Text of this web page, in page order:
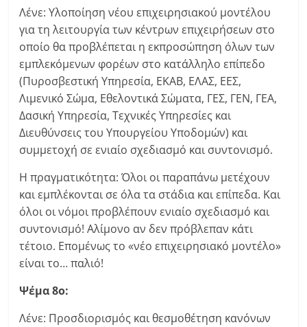
Λένε: Υλοποίηση νέου επιχειρησιακού μοντέλου
για τη λειτουργία των κέντρων επιχειρήσεων στο
οποίο θα προβλέπεται η εκπροσώπηση όλων των
εμπλεκόμενων φορέων στο κατάλληλο επίπεδο
(Πυροσβεστική Υπηρεσία, ΕΚΑΒ, ΕΛΑΣ, ΕΕΣ,
Λιμενικό Σώμα, Εθελοντικά Σώματα, ΓΕΣ, ΓΕΝ, ΓΕΑ,
Δασική Υπηρεσία, Τεχνικές Υπηρεσίες και
Διευθύνσεις του Υπουργείου Υποδομών) και
συμμετοχή σε ενιαίο σχεδιασμό και συντονισμό.
Η πραγματικότητα: Όλοι οι παραπάνω μετέχουν
και εμπλέκονται σε όλα τα στάδια και επίπεδα. Και
όλοι οι νόμοι προβλέπουν ενιαίο σχεδιασμό και
συντονισμό! Αλίμονο αν δεν πρόβλεπαν κάτι
τέτοιο. Επομένως το «νέο επιχειρησιακό μοντέλο»
είναι το… παλιό!
Ψέμα 8ο:
Λένε: Προσδιορισμός και θεσμοθέτηση κανόνων